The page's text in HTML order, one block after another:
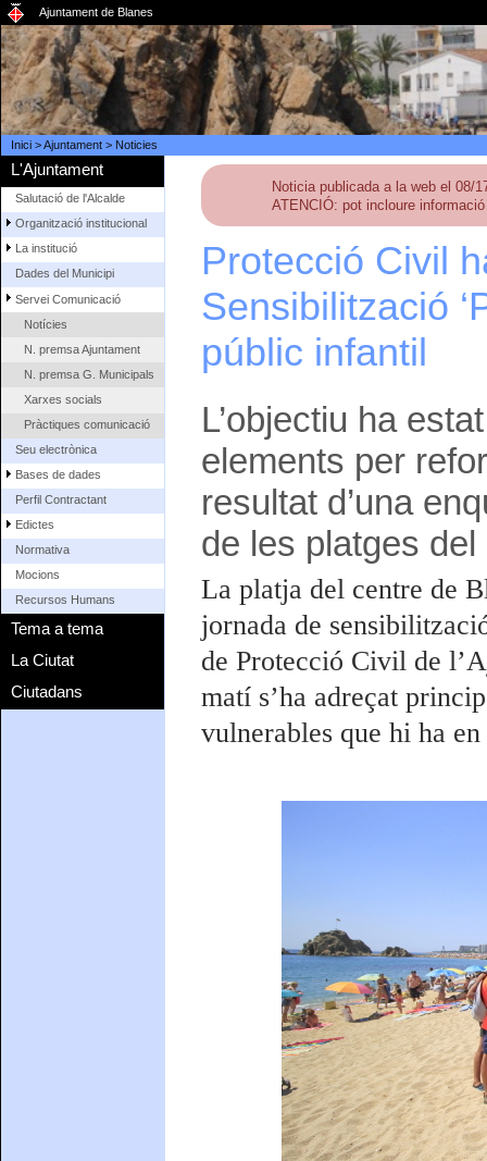
Ajuntament de Blanes
Inici>Ajuntament> Noticies
L'Ajuntament
Salutació de l'Alcalde
Organització institucional
La institució
Dades del Municipi
Servei Comunicació
Notícies
N. premsa Ajuntament
N. premsa G. Municipals
Xarxes socials
Pràctiques comunicació
Seu electrònica
Bases de dades
Perfil Contractant
Edictes
Normativa
Mocions
Recursos Humans
Tema a tema
La Ciutat
Ciutadans
Noticia publicada a la web el 08/
ATENCIÓ: pot incloure
Protecció Civil
Sensibilització
públic infantil
L’objectiu ha
elements per
resultat d’una
de les platges del
La platja del centre de
jornada de
de Protecció Civil de
matí s’ha adreçat
vulnerables que hi ha